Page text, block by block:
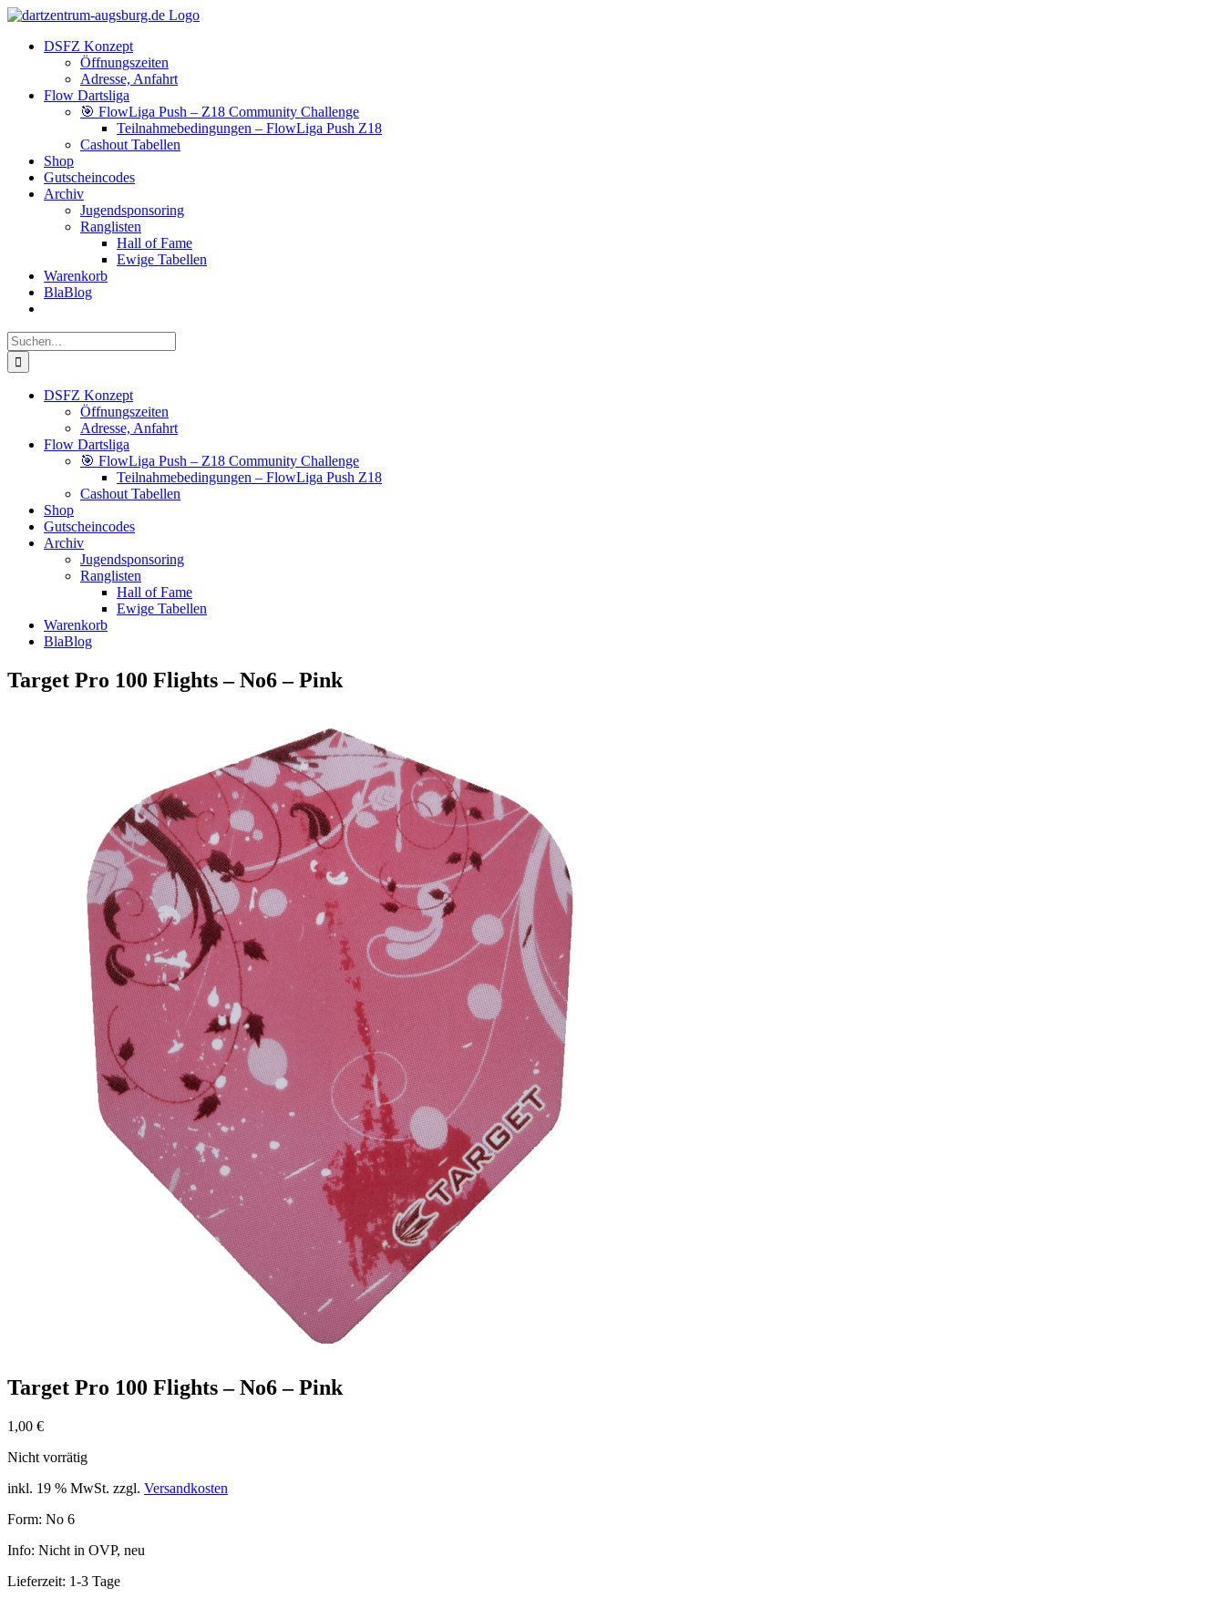
Zum
springen
Facebook
Instagram
YouTube
DSFZ Konzept
Öffnungszeiten
Adresse, Anfahrt
Flow Dartsliga
🎯 FlowLiga Push – Z18 Community Challenge
Teilnahmebedingungen – FlowLiga Push Z18
Cashout Tabellen
Shop
Gutscheincodes
Archiv
Jugendsponsoring
Ranglisten
Hall of Fame
Ewige Tabellen
Warenkorb
BlaBlog
Suche
nach:
DSFZ Konzept
Öffnungszeiten
Adresse, Anfahrt
Flow Dartsliga
🎯 FlowLiga Push – Z18 Community Challenge
Teilnahmebedingungen – FlowLiga Push Z18
Cashout Tabellen
Shop
Gutscheincodes
Archiv
Jugendsponsoring
Ranglisten
Hall of Fame
Ewige Tabellen
Warenkorb
BlaBlog
Target Pro 100 Flights – No6 – Pink
Target Pro 100 Flights – No6 – Pink
1,00 €
Nicht vorrätig
inkl. 19 % MwSt. zzgl. Versandkosten
Form: No 6
Info: Nicht in OVP, neu
Lieferzeit: 1-3 Tage